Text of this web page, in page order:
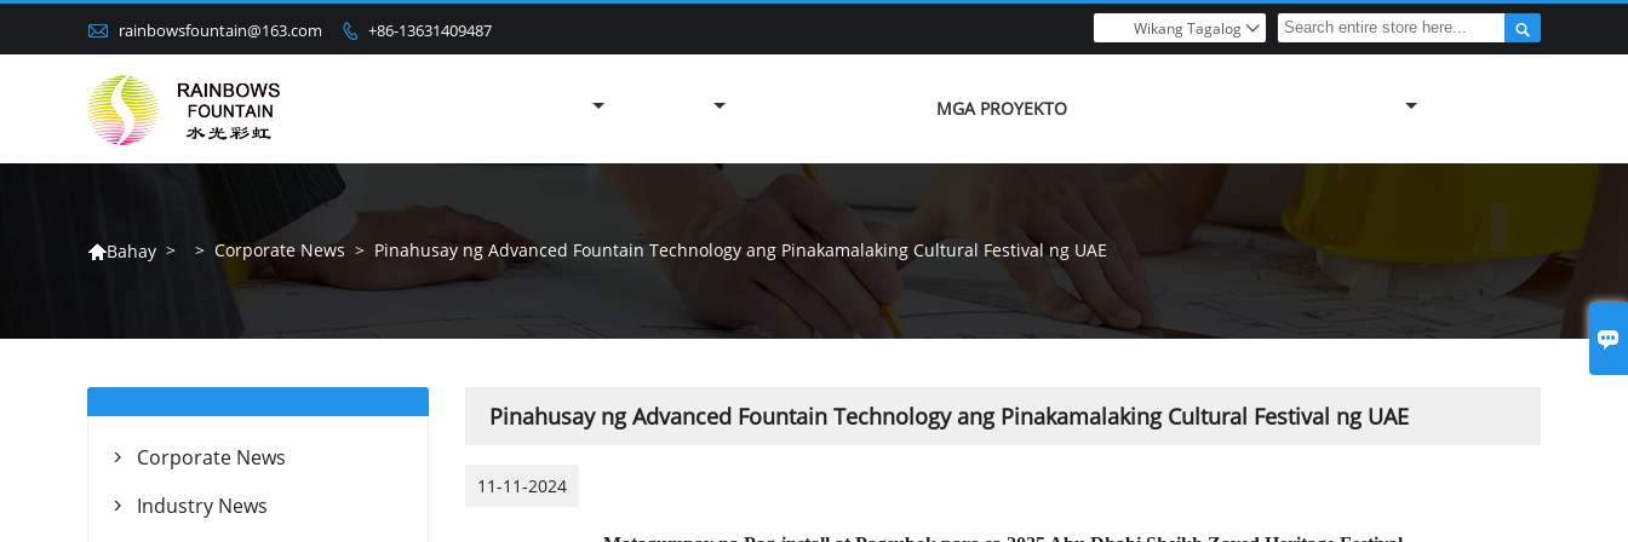

 rainbowsfountain@163.com  +86-13631409487 
Wikang Tagalog 
MGA PROYEKTO
Bahay > > Corporate News > Pinahusay ng Advanced Fountain Technology ang Pinakamalaking Cultural Festival ng UAE
Pinahusay ng Advanced Fountain Technology ang Pinakamalaking Cultural Festival ng UAE
11-11-2024
 Corporate News
 Industry News